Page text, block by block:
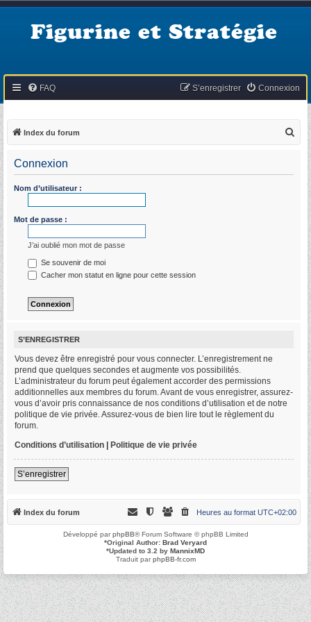
Figurine et Stratégie
FAQ Connexion
S’enregistrer
Index du forum
Connexion
Nom d’utilisateur :
Mot de passe :
J’ai oublié mon mot de passe
Se souvenir de moi
Cacher mon statut en ligne pour cette session
S’ENREGISTRER
Vous devez être enregistré pour vous connecter. L’enregistrement ne
prend que quelques secondes et augmente vos possibilités.
L’administrateur du forum peut également accorder des permissions
additionnelles aux membres du forum. Avant de vous enregistrer, assurez-
vous d’avoir pris connaissance de nos conditions d’utilisation et de notre
politique de vie privée. Assurez-vous de bien lire tout le règlement du
forum.
Conditions d’utilisation | Politique de vie privée
S’enregistrer
Index du forum Heures au format UTC+02:00
Développé parphpBB® Forum Software © phpBB Limited
*Original Author: Brad Veryard
*Updated to 3.2 by MannixMD
Traduit parphpBB-fr.com